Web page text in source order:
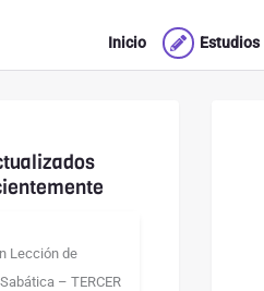
Inicio Estudios
Lección de
– TERCER